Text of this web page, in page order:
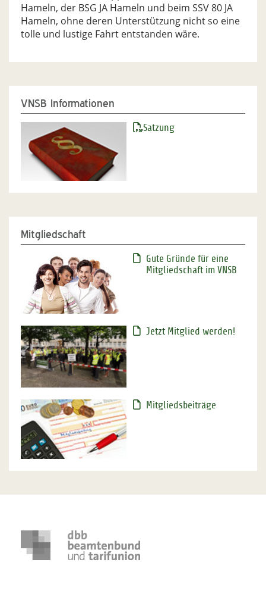
Hameln, der BSG JA Hameln und beim SSV 80 JA
Hameln, ohne deren Unterstützung nicht so eine
tolle und lustige Fahrt entstanden wäre.
VNSB Informationen
Satzung
Mitgliedschaft
Gute Gründe für eine
Mitgliedschaft im VNSB
Jetzt Mitglied werden!
Mitgliedsbeiträge